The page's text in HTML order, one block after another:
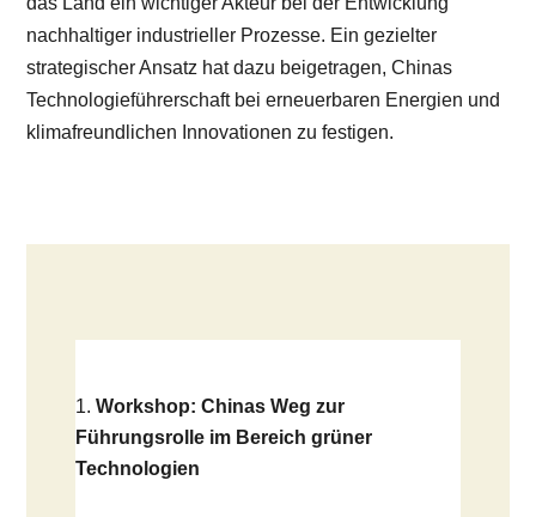
nachhaltiger industrieller Prozesse. Ein gezielter
strategischer Ansatz hat dazu beigetragen, Chinas
Technologieführerschaft bei erneuerbaren Energien und
klimafreundlichen Innovationen zu festigen.
Workshop: Chinas Weg zur
Führungsrolle im Bereich grüner
Technologien